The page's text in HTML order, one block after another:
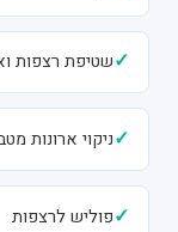
✓שטיפת רצפות
✓ניקוי ארונות
✓פוליש לרצפות